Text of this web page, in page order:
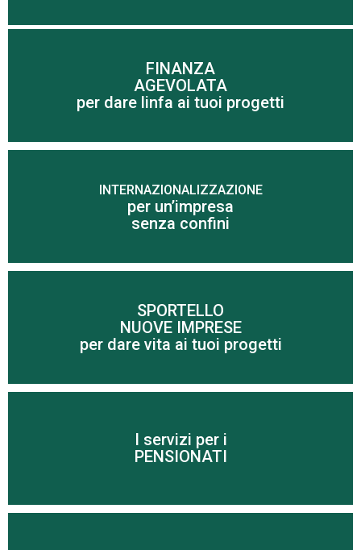
FINANZA
AGEVOLATA
per dare linfa ai tuoi progetti
Scopri di più
INTERNAZIONALIZZAZIONE
per un’impresa
senza confini
Scopri di più
SPORTELLO
NUOVE IMPRESE
per dare vita ai tuoi progetti
Scopri di più
I servizi per i
PENSIONATI
Scopri di più